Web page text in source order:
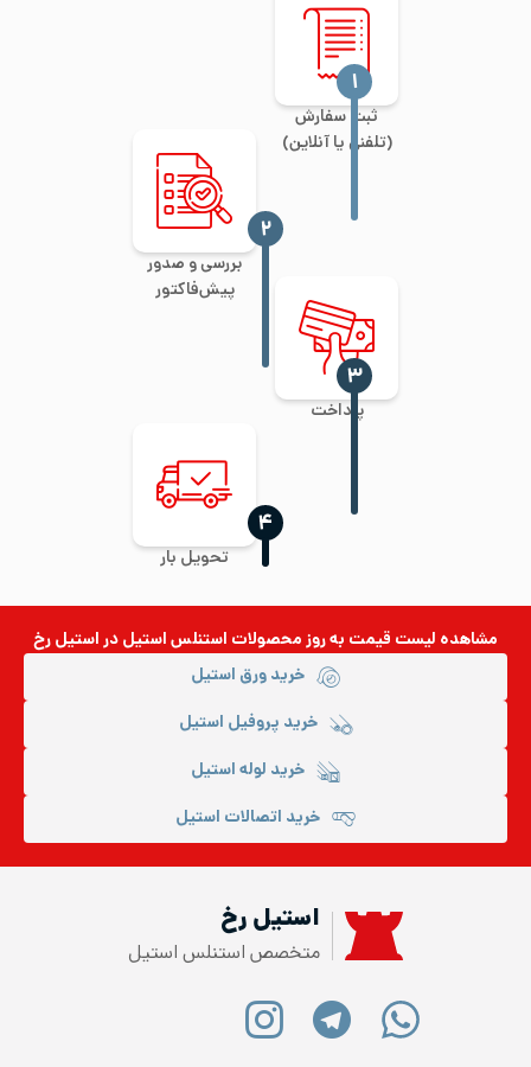
ثبت سفارش
(تلفنی یا آنلاین)
‍۱
بررسی و صدور
پیش‌فاکتور
‍۲
پرداخت
‍۳
تحویل بار
‍۴
مشاهده لیست قیمت به روزمحصولات استنلس استیلدر استیل رخ
خرید ورق استیل
خرید پروفیل استیل
خرید لوله استیل
خرید اتصالات استیل
استیل رخ
متخصص استنلس استیل